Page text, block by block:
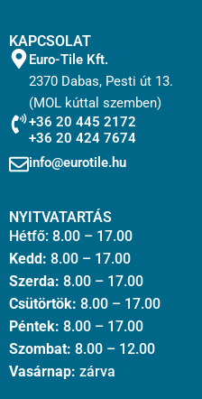
KAPCSOLAT
Euro-Tile Kft.
2370 Dabas, Pesti út 13.
(MOL kúttal szemben)
+36 20 445 2172
+36 20 424 7674
info@eurotile.hu
NYITVATARTÁS
Hétfő: 8.00 – 17.00
Kedd: 8.00 – 17.00
Szerda: 8.00 – 17.00
Csütörtök: 8.00 – 17.00
Péntek: 8.00 – 17.00
Szombat: 8.00 – 12.00
Vasárnap: zárva